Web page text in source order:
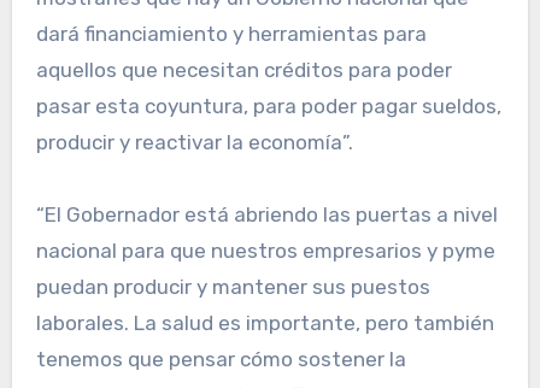
dará financiamiento y herramientas para
aquellos que necesitan créditos para poder
pasar esta coyuntura, para poder pagar sueldos,
producir y reactivar la economía”.
“El Gobernador está abriendo las puertas a nivel
nacional para que nuestros empresarios y pyme
puedan producir y mantener sus puestos
laborales. La salud es importante, pero también
tenemos que pensar cómo sostener la